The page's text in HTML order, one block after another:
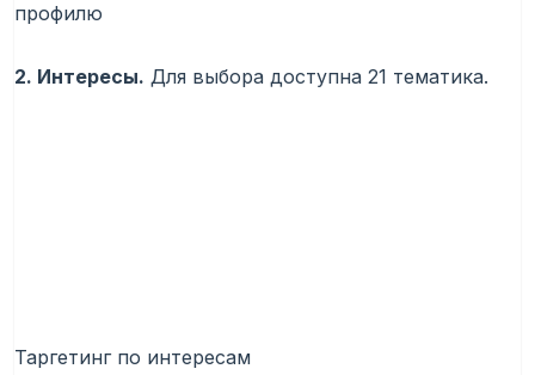
профилю
2. Интересы. Для выбора доступна 21 тематика.
Таргетинг по интересам